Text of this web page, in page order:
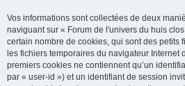
Vos informations sont collectées de deux
naviguant sur « Forum de l'univers du huis
certain nombre de cookies, qui sont des petits
les fichiers temporaires du navigateur Internet
premiers cookies ne contiennent qu’un
par « user-id ») et un identifiant de session